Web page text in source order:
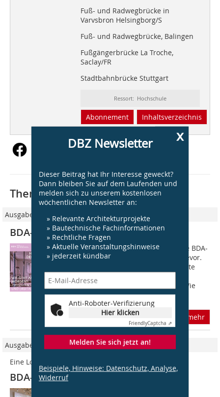
Fuß- und Radwegbrücke in
Varvsbron Helsingborg/S
Fuß- und Radwegbrücke, Balingen
Fußgängerbrücke La Troche,
Saclay/FR
Stadtbahnbrücke Stuttgart
Ressort: Hochschule
Abonnement Inhaltsverzeichnis
x
DBZ Newsletter
Dieser Beitrag hat Ihr Interesse geweckt?
Dann bleiben Sie auf dem Laufenden und
melden sich zu unserem kostenlosen
wöchentlichen Newsletter an:
» Relevante Architekturprojekte
» Bautechnische Fachinformationen
» Rechtliche Fragen
» Aktuelle Veranstaltungshinweise
» jederzeit kündbar
Anti-Roboter-Verifizierung
Hier klicken
FriendlyCaptcha ⇗
Melden Sie sich jetzt an!
Beispiele, Hinweise: Datenschutz, Analyse,
Widerruf
Thematisch passende Artikel:
Ausgabe 01-02/2024
BDA-Hochschultag der Architektur
Der rund alle zwei Jahre stattfindende BDA-
Hochschultag der Architektur steht bevor.
Am 22. März 2024 wird sich der sechste
Hochschultag im Deutschen
Architekturzentrum (DAZ) der Frage Wie
geht...
mehr
Ausgabe 12/2022
Eine Lobby für den Nachwuchs
BDA-Hochschultag